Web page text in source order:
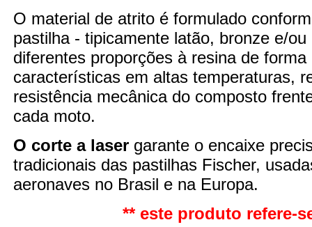
O material de atrito é formulado
pastilha - tipicamente latão, bronze e/
diferentes proporções à resina de
características em altas temperaturas,
resistência mecânica do composto
cada moto.
O corte a laser garante o encaixe
tradicionais das pastilhas Fischer,
aeronaves no Brasil e na Europa.
** este produto refere-